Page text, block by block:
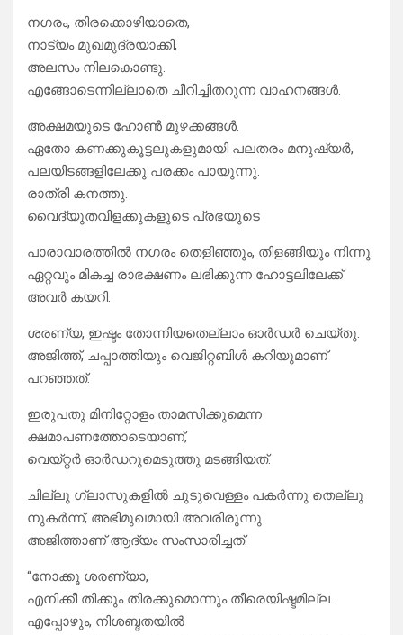
നഗരം, തിരക്കൊഴിയാതെ,
നാട്യം മുഖമുദ്രയാക്കി,
അലസം നിലകൊണ്ടു.
എങ്ങോടെന്നില്ലാതെ ചീറിച്ചിതറുന്ന വാഹനങ്ങൾ.
അക്ഷമയുടെ ഹോൺ മുഴക്കങ്ങൾ.
ഏതോ കണക്കുകൂട്ടലുകളുമായി പലതരം മനുഷ്യർ,
പലയിടങ്ങളിലേക്കു പരക്കം പായുന്നു.
രാത്രി കനത്തു.
വൈദ്യുതവിളക്കുകളുടെ പ്രഭയുടെ
പാരാവാരത്തിൽ നഗരം തെളിഞ്ഞും, തിളങ്ങിയും നിന്നു.
ഏറ്റവും മികച്ച രാഭക്ഷണം ലഭിക്കുന്ന ഹോട്ടലിലേക്ക്
അവർ കയറി.
ശരണ്യ, ഇഷ്ടം തോന്നിയതെല്ലാം ഓർഡർ ചെയ്തു.
അജിത്ത്, ചപ്പാത്തിയും വെജിറ്റബിൾ കറിയുമാണ്
പറഞ്ഞത്.
ഇരുപതു മിനിറ്റോളം താമസിക്കുമെന്ന
ക്ഷമാപണത്തോടെയാണ്,
വെയ്റ്റർ ഓർഡറുമെടുത്തു മടങ്ങിയത്.
ചില്ലു ഗ്ലാസുകളിൽ ചുടുവെള്ളം പകർന്നു തെല്ലു
നുകർന്ന്, അഭിമുഖമായി അവരിരുന്നു.
അജിത്താണ് ആദ്യം സംസാരിച്ചത്.
“നോക്കൂ ശരണ്യാ,
എനിക്കീ തിക്കും തിരക്കുമൊന്നും തീരെയിഷ്ടമില്ല.
എപ്പോഴും, നിശബ്ദതയിൽ